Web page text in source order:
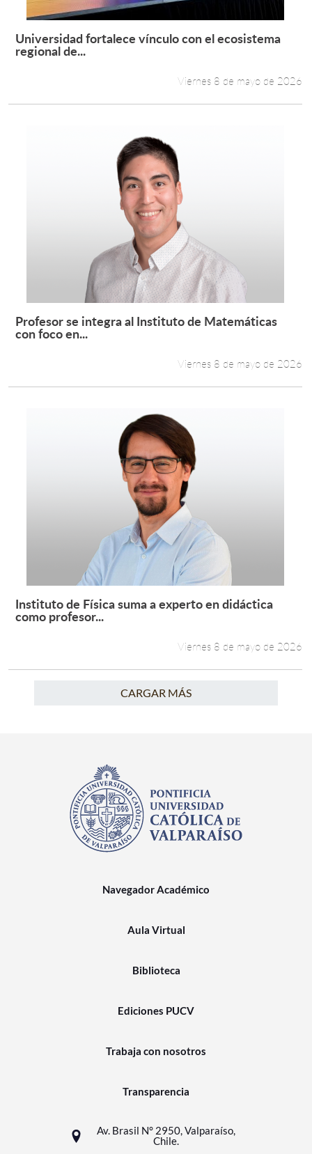
Leer más +
Universidad fortalece vínculo con el ecosistema
regional de...
Viernes 8 de mayo de 2026
Leer más +
Profesor se integra al Instituto de Matemáticas
con foco en...
Viernes 8 de mayo de 2026
Leer más +
Instituto de Física suma a experto en didáctica
como profesor...
Viernes 8 de mayo de 2026
CARGAR MÁS
Navegador Académico
Aula Virtual
Biblioteca
Ediciones PUCV
Trabaja con nosotros
Transparencia
Av. Brasil N° 2950, Valparaíso,
Chile.